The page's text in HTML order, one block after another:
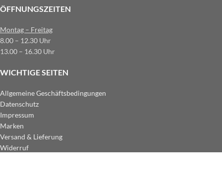
ÖFFNUNGSZEITEN
Montag – Freitag
8.00 – 12.30 Uhr
13.00 – 16.30 Uhr
WICHTIGE SEITEN
Allgemeine Geschäftsbedingungen
Datenschutz
Impressum
Marken
Versand & Lieferung
Widerruf